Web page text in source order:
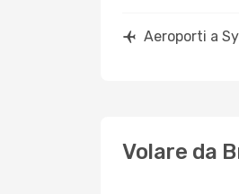
Aeroporti a
Volare da